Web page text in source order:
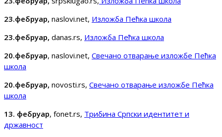
23.фебруар, naslovi.net, Изложба Пећка школа
23.фебруар, danas.rs, Изложба Пећка школа
20.фебруар, naslovi.net, Свечано отварање изложбе Пећка
школа
20.фебруар, novosti.rs, Свечано отварање изложбе Пећка
школа
13. фебруар, fonet.rs, Трибина Српски идентитет и
државност